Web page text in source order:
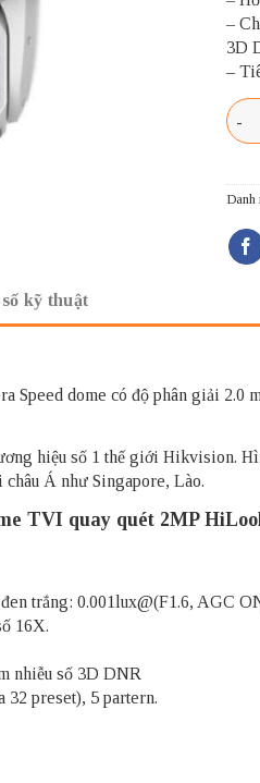
–
3D
–
Danh
kỹ thuật
Speed dome có độ phân giải 2.0
hiệu số 1 thế giới Hikvision.
Á như Singapore, Lào.
TVI quay quét 2MP
trắng: 0.001lux@(F1.6, AGC
16X.
nhiễu số 3D DNR
32 preset), 5 partern.